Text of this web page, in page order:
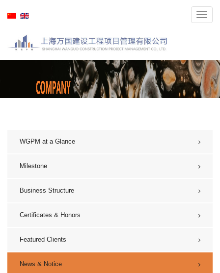
WGPM at a Glance
Milestone
Business Structure
Certificates & Honors
Featured Clients
News & Notice